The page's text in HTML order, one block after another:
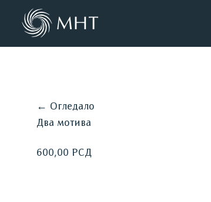
← Огледало
Два мотива
600,00 РСД